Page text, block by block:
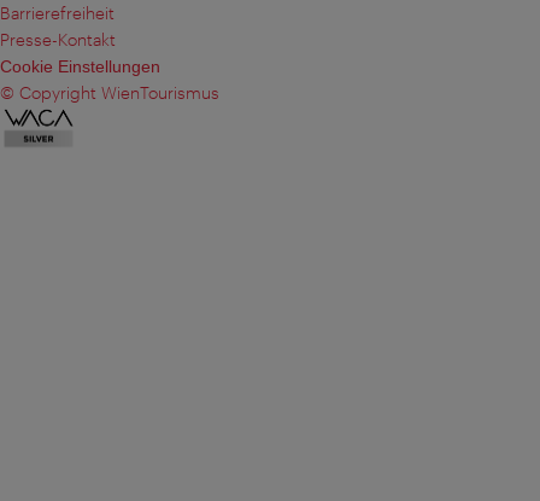
Barrierefreiheit
Presse-Kontakt
Cookie Einstellungen
© Copyright WienTourismus